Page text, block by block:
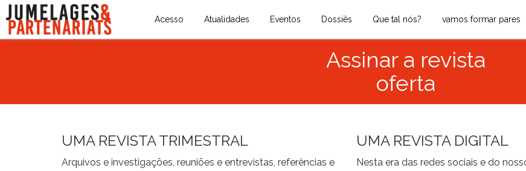
Acesso Atualidades Eventos Dossiês Que tal nós? vamos formar pares
Assinar a revista
oferta
UMA REVISTA TRIMESTRAL
Arquivos e investigações, reuniões e entrevistas, referências e
UMA REVISTA DIGITAL
Nesta era das redes sociais e do